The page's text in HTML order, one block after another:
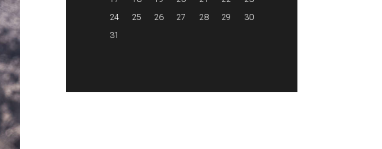
24
25 26 27 28 29
30
31